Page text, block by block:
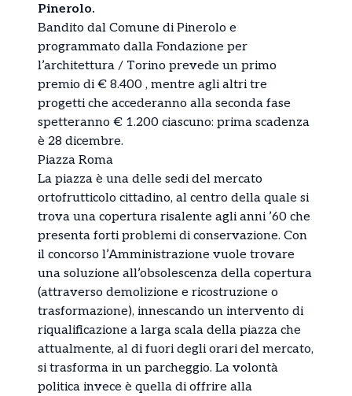
Pinerolo.
Bandito dal Comune di Pinerolo e
programmato dalla Fondazione per
l’architettura / Torino prevede un primo
premio di € 8.400 , mentre agli altri tre
progetti che accederanno alla seconda fase
spetteranno € 1.200 ciascuno: prima scadenza
è 28 dicembre.
Piazza Roma
La piazza è una delle sedi del mercato
ortofrutticolo cittadino, al centro della quale si
trova una copertura risalente agli anni ’60 che
presenta forti problemi di conservazione. Con
il concorso l’Amministrazione vuole trovare
una soluzione all’obsolescenza della copertura
(attraverso demolizione e ricostruzione o
trasformazione), innescando un intervento di
riqualificazione a larga scala della piazza che
attualmente, al di fuori degli orari del mercato,
si trasforma in un parcheggio. La volontà
politica invece è quella di offrire alla